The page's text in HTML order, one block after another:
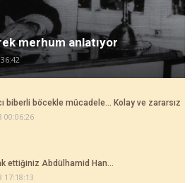
merhum anlatıyor
biberli böcekle mücadele... Kolay ve zararsız
00:06:26
ettiğiniz Abdülhamid Han...
17:18:13